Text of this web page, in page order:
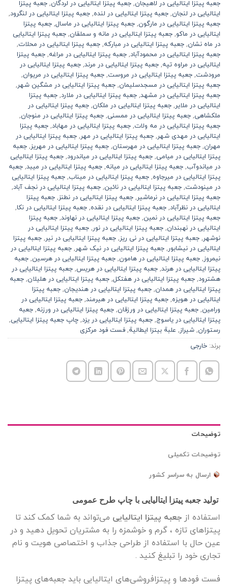
جعبه پیتزا ایتالیایی در لاهیجان, جعبه پیتزا ایتالیایی در لردگان, جعبه پیتزا
ایتالیایی در لنجان, جعبه پیتزا ایتالیایی در لنده, جعبه پیتزا ایتالیایی در لنگرود,
جعبه پیتزا ایتالیایی در مارگون, جعبه پیتزا ایتالیایی در ماسال, جعبه پیتزا
ایتالیایی در ماکو, جعبه پیتزا ایتالیایی در مانه و سملقان, جعبه پیتزا ایتالیایی
در ماه نشان, جعبه پیتزا ایتالیایی در مبارکه, جعبه پیتزا ایتالیایی در محلات,
جعبه پیتزا ایتالیایی در محمودآباد, جعبه پیتزا ایتالیایی در مراغه, جعبه پیتزا
ایتالیایی در مراوه تپه, جعبه پیتزا ایتالیایی در مرند, جعبه پیتزا ایتالیایی در
مرودشت, جعبه پیتزا ایتالیایی در مروست, جعبه پیتزا ایتالیایی در مریوان,
جعبه پیتزا ایتالیایی در مسجدسلیمان, جعبه پیتزا ایتالیایی در مشگین شهر,
جعبه پیتزا ایتالیایی در مشهد, جعبه پیتزا ایتالیایی در ملارد, جعبه پیتزا
ایتالیایی در ملایر, جعبه پیتزا ایتالیایی در ملکان, جعبه پیتزا ایتالیایی در
ملکشاهی, جعبه پیتزا ایتالیایی در ممسنی, جعبه پیتزا ایتالیایی در منوجان,
جعبه پیتزا ایتالیایی در مه ولات, جعبه پیتزا ایتالیایی در مهاباد, جعبه پیتزا
ایتالیایی در مهدی شهر, جعبه پیتزا ایتالیایی در مهر, جعبه پیتزا ایتالیایی در
مهران, جعبه پیتزا ایتالیایی در مهرستان, جعبه پیتزا ایتالیایی در مهریز, جعبه
پیتزا ایتالیایی در میامی, جعبه پیتزا ایتالیایی در میاندرود, جعبه پیتزا ایتالیایی
در میاندوآب, جعبه پیتزا ایتالیایی در میانه, جعبه پیتزا ایتالیایی در میبد, جعبه
پیتزا ایتالیایی در میرجاوه, جعبه پیتزا ایتالیایی در میناب, جعبه پیتزا ایتالیایی
در مینودشت, جعبه پیتزا ایتالیایی در نائین, جعبه پیتزا ایتالیایی در نجف آباد,
جعبه پیتزا ایتالیایی در نرماشیر, جعبه پیتزا ایتالیایی در نطنز, جعبه پیتزا
ایتالیایی در نظرآباد, جعبه پیتزا ایتالیایی در نقده, جعبه پیتزا ایتالیایی در نکا,
جعبه پیتزا ایتالیایی در نمین, جعبه پیتزا ایتالیایی در نهاوند, جعبه پیتزا
ایتالیایی در نهبندان, جعبه پیتزا ایتالیایی در نور, جعبه پیتزا ایتالیایی در
نوشهر, جعبه پیتزا ایتالیایی در نی ریز, جعبه پیتزا ایتالیایی در نیر, جعبه پیتزا
ایتالیایی در نیشابور, جعبه پیتزا ایتالیایی در نیک شهر, جعبه پیتزا ایتالیایی در
نیمروز, جعبه پیتزا ایتالیایی در هامون, جعبه پیتزا ایتالیایی در هرسین, جعبه
پیتزا ایتالیایی در هرند, جعبه پیتزا ایتالیایی در هریس, جعبه پیتزا ایتالیایی در
هشترود, جعبه پیتزا ایتالیایی در هفتکل, جعبه پیتزا ایتالیایی در هلیلان, جعبه
پیتزا ایتالیایی در همدان, جعبه پیتزا ایتالیایی در هندیجان, جعبه پیتزا
ایتالیایی در هویزه, جعبه پیتزا ایتالیایی در هیرمند, جعبه پیتزا ایتالیایی در
ورامین, جعبه پیتزا ایتالیایی در ورزقان, جعبه پیتزا ایتالیایی در ورزنه, جعبه
پیتزا ایتالیایی در یاسوج, جعبه پیتزا ایتالیایی در یزد, چاپ جعبه پیتزا ایتالیایی,
رستوران, شیراز, علبة بيتزا ايطالية, فست فود مرکزی
برند: خارجی
توضیحات
توضیحات تکمیلی
ارسال به سراسر کشور
تولید جعبه پیتزا ایتالیایی با چاپ طرح عمومی
استفاده از جعبه پیتزا ایتالیایی می‌تواند به شما کمک کند تا
پیتزاهای تازه ، گرم و خوشمزه را به مشتریان تحویل دهید و در
عین حال با استفاده از طراحی جذاب و اختصاصی هویت و نام
تجاری خود را تبلیغ کنید .
فست فودها و پیتزافروشی‌های ایتالیایی باید جعبه‌های پیتزا